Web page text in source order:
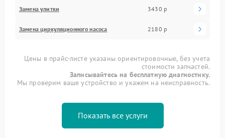
Замена улитки 3430 р
Замена циркуляционного насоса 2180 р
Цены в прайс-листе указаны ориентировочные, без учета
стоимости запчастей.
Записывайтесь на бесплатную диагностику.
Мы проверим ваше устройство и укажем на неисправность.
Показать все услуги